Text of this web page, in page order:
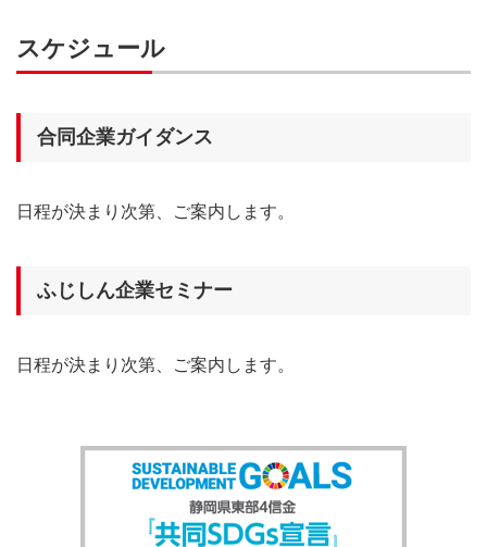
スケジュール
合同企業ガイダンス
日程が決まり次第、ご案内します。
ふじしん企業セミナー
日程が決まり次第、ご案内します。